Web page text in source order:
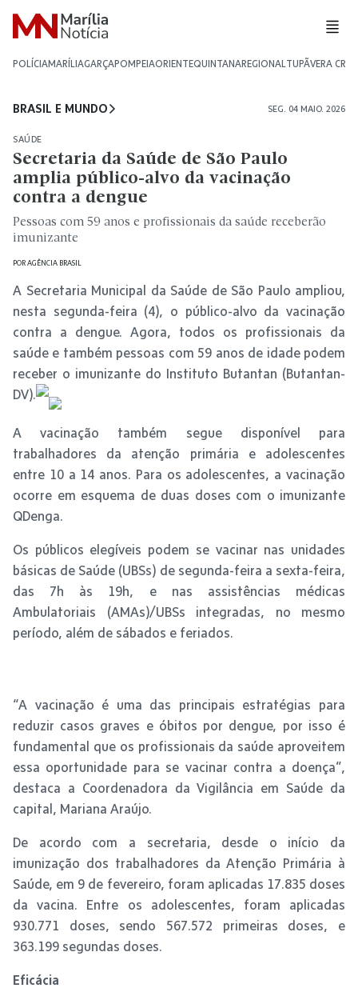
POLÍCIAMARÍLIAGARÇAPOMPEIAORIENTEQUINTANAREGIONALTUPÃVERA CRUZ
BRASIL E MUNDO SEG. 04 MAIO. 2026
SAÚDE
Secretaria da Saúde de São Paulo
amplia público-alvo da vacinação
contra a dengue
Pessoas com 59 anos e profissionais da saúde receberão
imunizante
PORAGÊNCIA BRASIL
A Secretaria Municipal da Saúde de São Paulo ampliou,
nesta segunda-feira (4), o público-alvo da vacinação
contra a dengue. Agora, todos os profissionais da
saúde e também pessoas com 59 anos de idade podem
receber o imunizante do Instituto Butantan (Butantan-
DV).
A vacinação também segue disponível para
trabalhadores da atenção primária e adolescentes
entre 10 a 14 anos. Para os adolescentes, a vacinação
ocorre em esquema de duas doses com o imunizante
QDenga.
Os públicos elegíveis podem se vacinar nas unidades
básicas de Saúde (UBSs) de segunda-feira a sexta-feira,
das 7h às 19h, e nas assistências médicas
Ambulatoriais (AMAs)/UBSs integradas, no mesmo
período, além de sábados e feriados.
“A vacinação é uma das principais estratégias para
reduzir casos graves e óbitos por dengue, por isso é
fundamental que os profissionais da saúde aproveitem
essa oportunidade para se vacinar contra a doença”,
destaca a Coordenadora da Vigilância em Saúde da
capital, Mariana Araújo.
De acordo com a secretaria, desde o início da
imunização dos trabalhadores da Atenção Primária à
Saúde, em 9 de fevereiro, foram aplicadas 17.835 doses
da vacina. Entre os adolescentes, foram aplicadas
930.771 doses, sendo 567.572 primeiras doses, e
363.199 segundas doses.
Eficácia